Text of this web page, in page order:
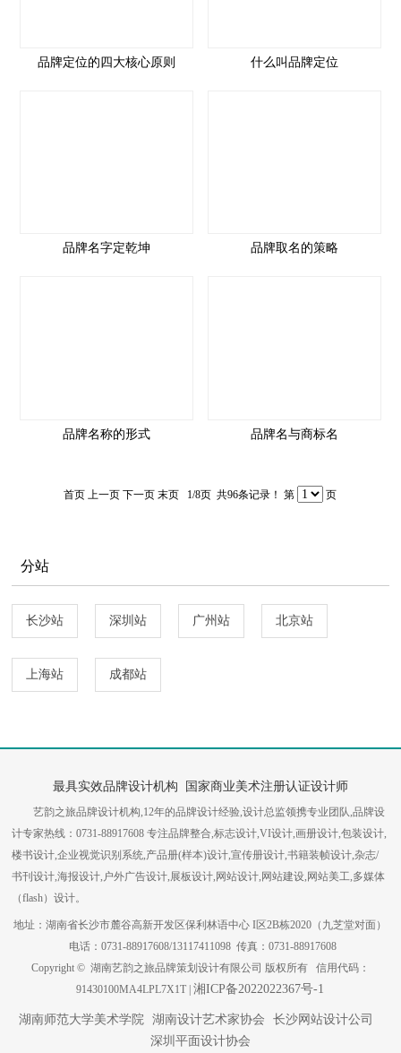
品牌定位的四大核心原则 什么叫品牌定位
品牌名字定乾坤 品牌取名的策略
品牌名称的形式 品牌名与商标名
首页 上一页下一页 末页 1/8页 共96条记录！ 第 页
分站
长沙站 深圳站 广州站 北京站
上海站 成都站
最具实效品牌设计机构 国家商业美术注册认证设计师
艺韵之旅品牌设计机构,12年的品牌设计经验,设计总监领携专业团队,品牌设
计专家热线：0731-88917608 专注品牌整合,标志设计,VI设计,画册设计,包装设计,
楼书设计,企业视觉识别系统,产品册(样本)设计,宣传册设计,书籍装帧设计,杂志/
书刊设计,海报设计,户外广告设计,展板设计,网站设计,网站建设,网站美工,多媒体
（flash）设计。
地址：湖南省长沙市麓谷高新开发区保利林语中心 I区2B栋2020（九芝堂对面）
电话：0731-88917608/13117411098 传真：0731-88917608
Copyright © 湖南艺韵之旅品牌策划设计有限公司 版权所有 信用代码：
91430100MA4LPL7X1T |湘ICP备2022022367号-1
湖南师范大学美术学院 湖南设计艺术家协会
长沙网站设计公司
深圳平面设计协会